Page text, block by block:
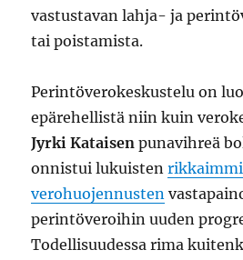
vastustavan lahja- ja
tai poistamista.
Perintöverokeskustelu on
epärehellistä niin kuin
Jyrki Kataisen punavihreä
onnistui lukuisten
verohuojennusten
perintöveroihin uuden
Todellisuudessa rima